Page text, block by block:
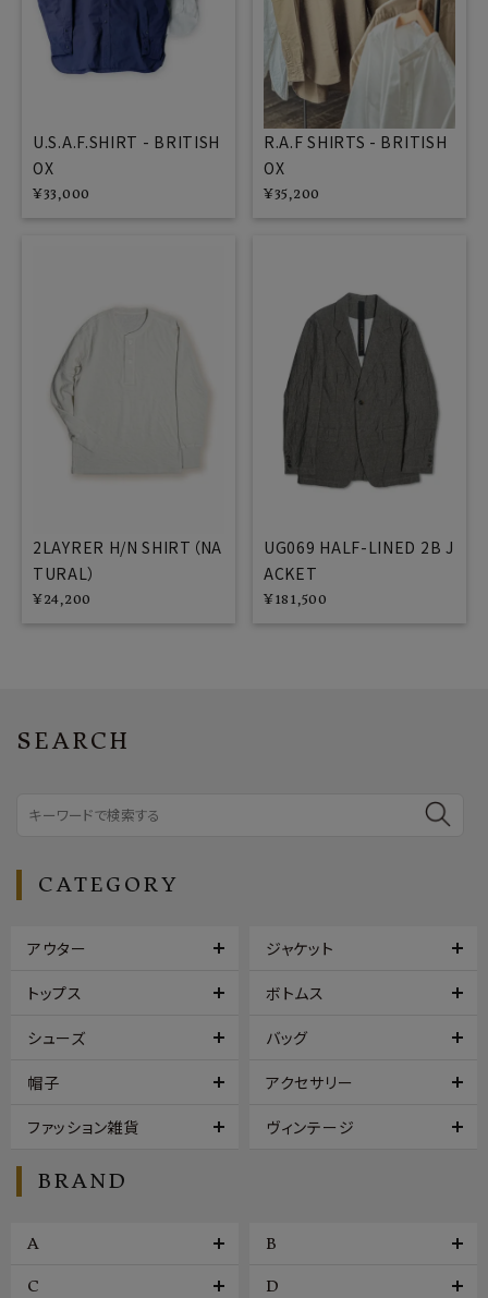
U.S.A.F.SHIRT - BRITISH
OX
¥33,000
R.A.F SHIRTS - BRITISH
OX
¥35,200
2LAYRER H/N SHIRT（NA
TURAL）
¥24,200
UG069 HALF-LINED 2B J
ACKET
¥181,500
SEARCH
CATEGORY
アウター ジャケット
トップス ボトムス
シューズ バッグ
帽子 アクセサリー
ファッション雑貨 ヴィンテージ
BRAND
A B
C D